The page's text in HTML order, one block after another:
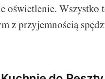
oświetlenie. Wszystko
z przyjemnością